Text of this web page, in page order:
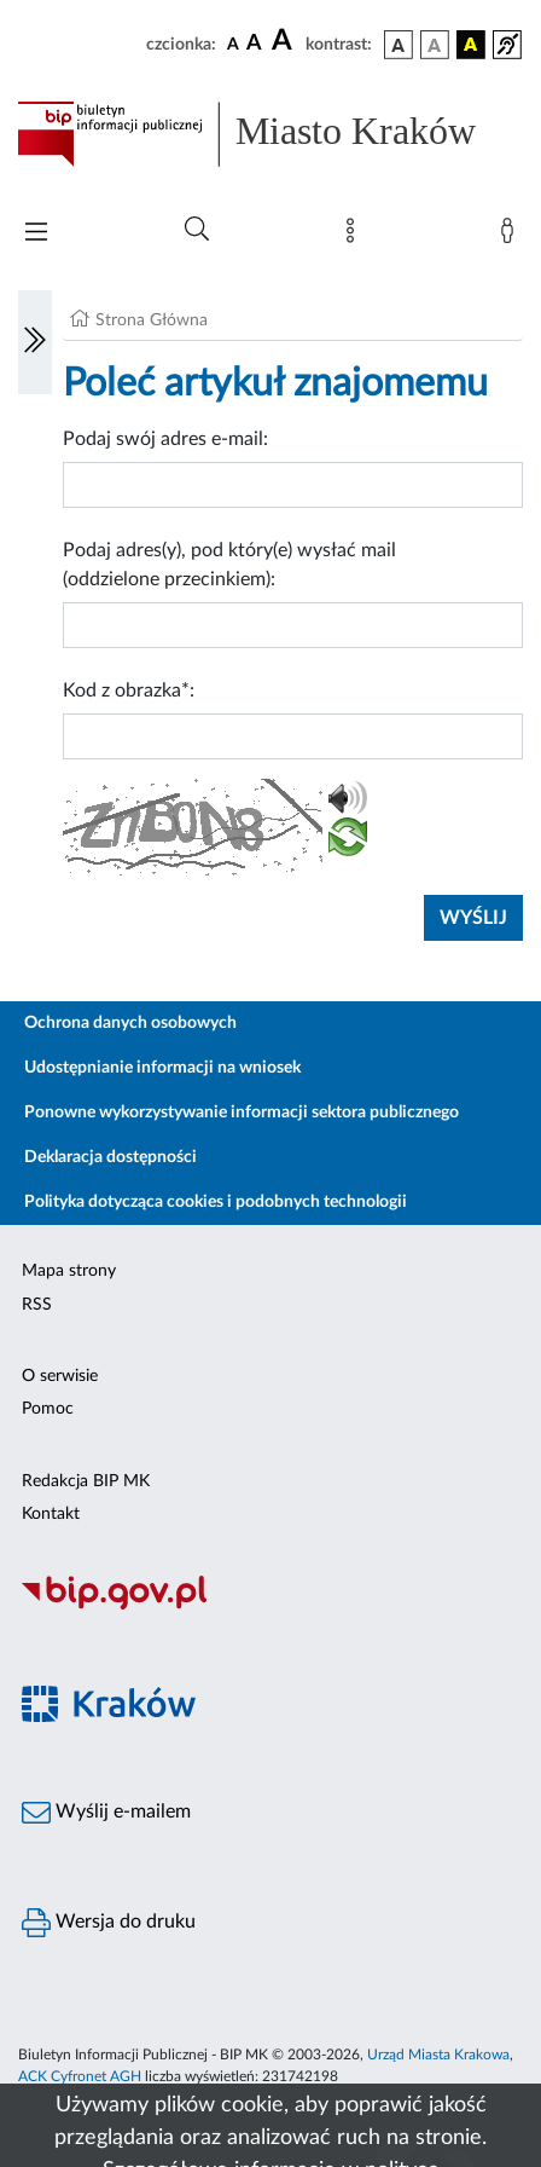
Używamy plików cookie, aby poprawić jakość
przeglądania oraz analizować ruch na stronie.
czcionka: A A A kontrast:
Miasto Kraków
Strona Główna
Poleć artykuł znajomemu
Podaj swój adres e-mail:
Podaj adres(y), pod który(e) wysłać mail
(oddzielone przecinkiem):
Kod z obrazka*:
Ochrona danych osobowych
Udostępnianie informacji na wniosek
Ponowne wykorzystywanie informacji sektora publicznego
Deklaracja dostępności
Polityka dotycząca cookies i podobnych technologii
Mapa strony
RSS
O serwisie
Pomoc
Redakcja BIP MK
Kontakt
Wyślij e-mailem
Wersja do druku
Biuletyn Informacji Publicznej - BIP MK © 2003-2026, Urząd Miasta Krakowa,
ACK Cyfronet AGH
liczba wyświetleń: 231742198